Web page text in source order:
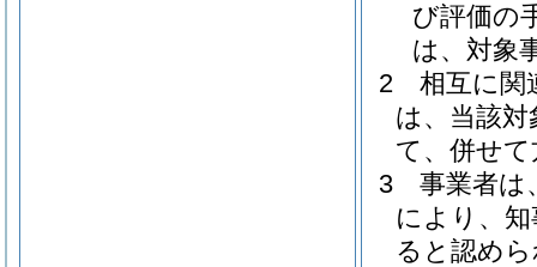
び評価の
は、対象
2
相互に関
は、当該
て、併せ
3
事業者は
により、
ると認め